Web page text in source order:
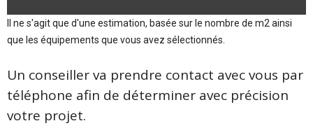
Il ne s'agit que d'une estimation, basée sur le nombre de m2 ainsi
que les équipements que vous avez sélectionnés.
Un conseiller va prendre contact avec vous par
téléphone afin de déterminer avec précision
votre projet.